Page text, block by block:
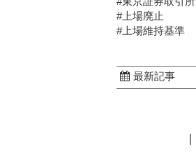
#上場廃止
#上場維持基準
最新記事